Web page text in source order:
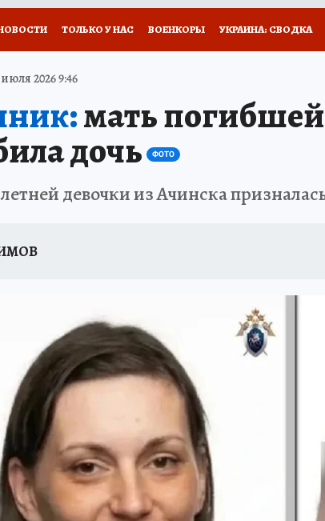
ТОЛЬКО У НАС ВОЕНКОРЫ УКРАИНА: СВОДКА
В РОССИИ
2026 9:46
мать
дочь ФОТО
девочки из Ачинска